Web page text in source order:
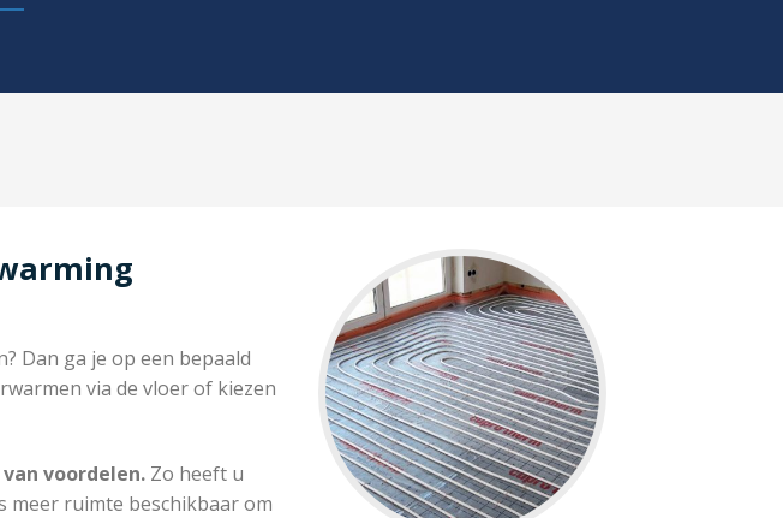
Dan ga je op een bepaald
via de vloer of kiezen
voordelen. Zo heeft u
meer ruimte beschikbaar om